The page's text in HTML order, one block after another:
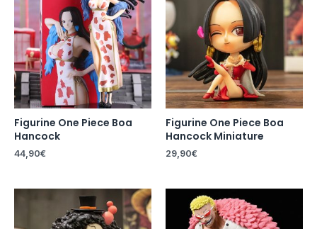
Figurine One Piece Boa
Hancock
44,90€
Figurine One Piece Boa
Hancock Miniature
29,90€